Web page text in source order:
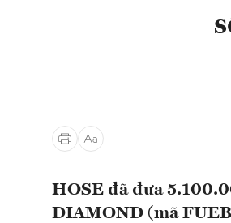
HOSE đã đưa
DIAMOND (mã